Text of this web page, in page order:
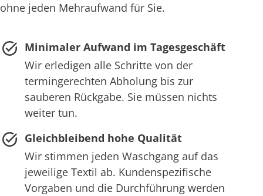
ohne jeden Mehraufwand für Sie.
Minimaler Aufwand im Tagesgeschäft
Wir erledigen alle Schritte von der
termingerechten Abholung bis zur
sauberen Rückgabe. Sie müssen nichts
weiter tun.
Gleichbleibend hohe Qualität
Wir stimmen jeden Waschgang auf das
jeweilige Textil ab. Kundenspezifische
Vorgaben und die Durchführung werden